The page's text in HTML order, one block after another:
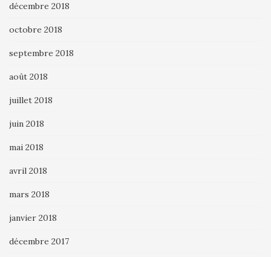
décembre 2018
octobre 2018
septembre 2018
août 2018
juillet 2018
juin 2018
mai 2018
avril 2018
mars 2018
janvier 2018
décembre 2017